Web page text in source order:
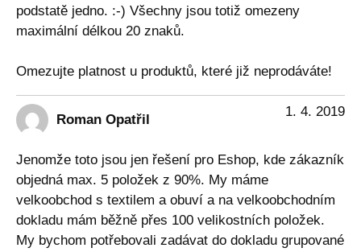
podstatě jedno. :-) Všechny jsou totiž omezeny
maximální délkou 20 znaků.
Omezujte platnost u produktů, které již neprodáváte!
Roman Opatřil 1. 4. 2019
Jenomže toto jsou jen řešení pro Eshop, kde zákazník
objedná max. 5 položek z 90%. My máme
velkoobchod s textilem a obuví a na velkoobchodním
dokladu mám běžně přes 100 velikostních položek.
My bychom potřebovali zadávat do dokladu grupované